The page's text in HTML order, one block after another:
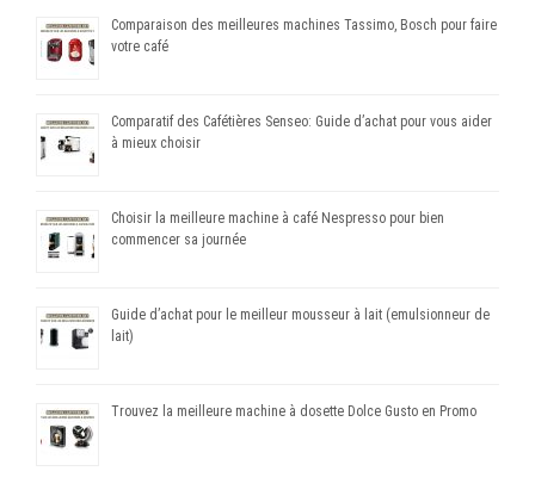
Comparaison des meilleures machines Tassimo, Bosch pour faire
votre café
Comparatif des Cafétières Senseo: Guide d’achat pour vous aider
à mieux choisir
Choisir la meilleure machine à café Nespresso pour bien
commencer sa journée
Guide d’achat pour le meilleur mousseur à lait (emulsionneur de
lait)
Trouvez la meilleure machine à dosette Dolce Gusto en Promo